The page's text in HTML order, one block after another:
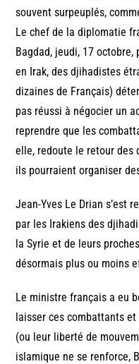
souvent surpeuplés,
Le chef de la diplomatie
Bagdad, jeudi, 17
en Irak, des djihadistes
dizaines de Français)
pas réussi à négocier un
reprendre que les
elle, redoute le retour des
ils pourraient organiser
Jean-Yves Le Drian s’est
par les Irakiens des
la Syrie et de leurs
désormais plus ou moins
Le ministre français a eu
laisser ces combattants
(ou leur liberté de
islamique ne se renforce,